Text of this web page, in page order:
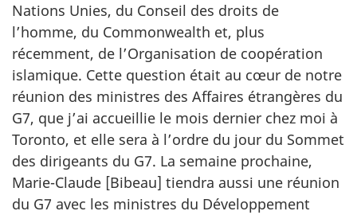
Nations Unies, du Conseil des droits de
l’homme, du Commonwealth et, plus
récemment, de l’Organisation de coopération
islamique. Cette question était au cœur de notre
réunion des ministres des Affaires étrangères du
G7, que j’ai accueillie le mois dernier chez moi à
Toronto, et elle sera à l’ordre du jour du Sommet
des dirigeants du G7. La semaine prochaine,
Marie-Claude [Bibeau] tiendra aussi une réunion
du G7 avec les ministres du Développement